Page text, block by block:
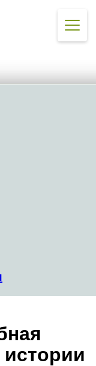
истории